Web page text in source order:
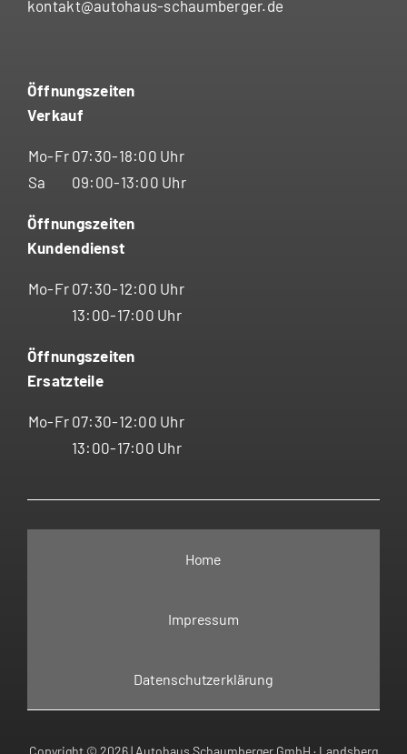
kontakt@autohaus-schaumberger.de
Öffnungszeiten
Verkauf
Mo-Fr 07:30-18:00 Uhr
Sa
09:00-13:00 Uhr
Öffnungszeiten
Kundendienst
Mo-Fr 07:30-12:00 Uhr
13:00-17:00 Uhr
Öffnungszeiten
Ersatzteile
Mo-Fr 07:30-12:00 Uhr
13:00-17:00 Uhr
Home
Impressum
Datenschutzerklärung
Copyright © 2026| Autohaus Schaumberger GmbH · Landsberg